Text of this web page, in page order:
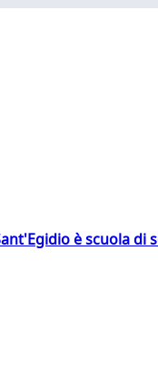
è scuola di